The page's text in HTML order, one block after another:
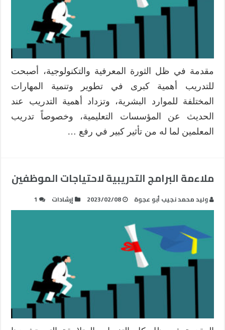
ذلك؟
مغلقة
مقدمة في ظل الثورة المعرفية والتكنولوجية، أصبحت
للتدريب أهمية كبرى في تطوير وتنمية المهارات
المختلفة للموارد البشرية، وتزداد أهمية التدريب عند
الحديث عن المؤسسات التعليمية، وخصوصاً تدريب
المعلمين لما له من تأثير كبير في رفع …
ملاءمة البرامج التدريبية لاحتياجات الموظفين
وليد محمد نجيب أبو عجوة 2023/02/08 إرشادات 1